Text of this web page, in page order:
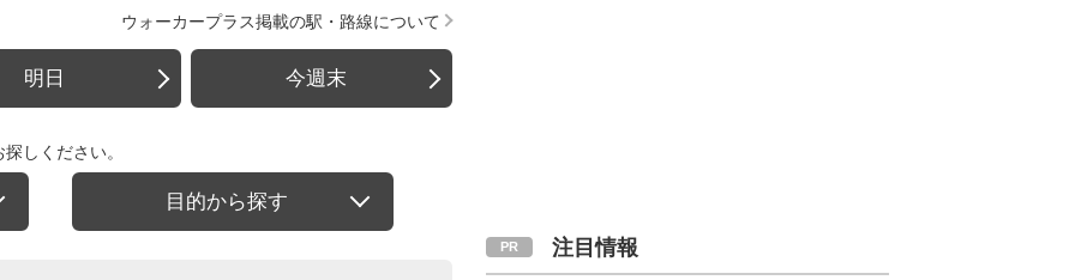
ウォーカープラス掲載の駅・路線について
明日 今週末
しください。
目的から探す
注目情報